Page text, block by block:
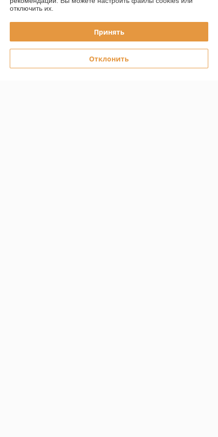
Заказ оформили быстро,отправили,всем довольна.Куртка
качественная,добротно отшита.По размеру все подошло.Спасибо!
отключить их.
Принять
Отклонить